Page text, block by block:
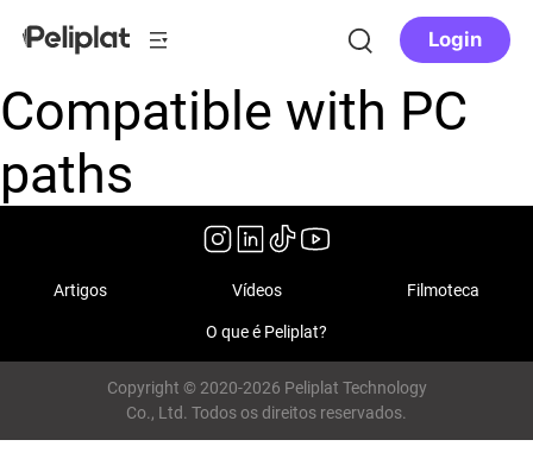
Login
Compatible with PC
paths
Artigos Vídeos Filmoteca
O que é Peliplat?
Copyright © 2020-2026 Peliplat Technology
Co., Ltd. Todos os direitos reservados.